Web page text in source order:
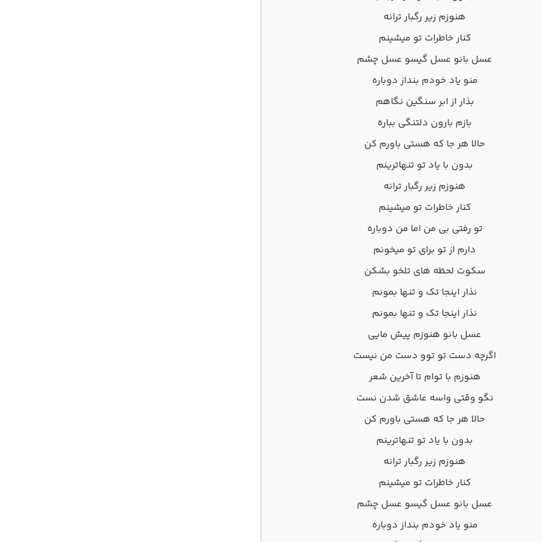
هنوزم زیر رگبار ترانه
کنار خاطرات تو میشینم
عسل بانو عسل گیسو عسل چشم
منو یاد خودم بنداز دوباره
بذار از ابر سنگین نگاهم
بازم بارون دلتنگی بباره
حالا هر جا که هستی باورم کن
بدون با یاد تو تنهاترینم
هنوزم زیر رگبار ترانه
کنار خاطرات تو میشینم
تو رفتی بی من اما من دوباره
دارم از تو برای تو میخونم
سکوت لحظه های تلخو بشکن
نذار اینجا تک و تنها بمونم
نذار اینجا تک و تنها بمونم
عسل بانو هنوزم پیش مایی
اگرچه دست تو توو دست من نیست
هنوزم با توام تا آخرین شعر
نگو وقتی واسه عاشق شدن نست
حالا هر جا که هستی باورم کن
بدون با یاد تو تنهاترینم
هنوزم زیر رگبار ترانه
کنار خاطرات تو میشینم
عسل بانو عسل گیسو عسل چشم
منو یاد خودم بنداز دوباره